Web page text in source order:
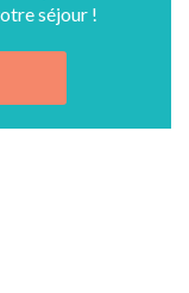
séjour !